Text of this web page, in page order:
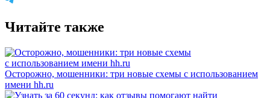
Читайте также
Осторожно, мошенники: три новые схемы с использованием
имени hh.ru